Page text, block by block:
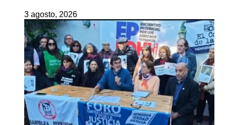
3 agosto, 2026